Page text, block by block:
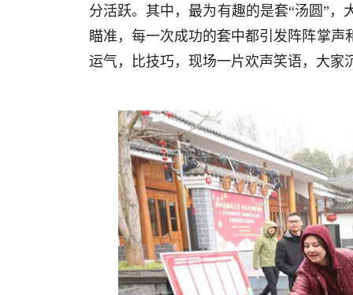
分活跃。其中，最为有趣的是套“汤圆”
瞄准，每一次成功的套中都引发阵阵掌
运气，比技巧，现场一片欢声笑语，大